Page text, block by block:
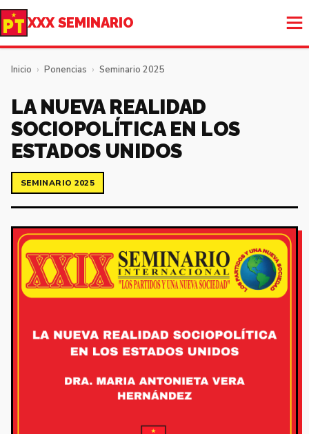
XXX SEMINARIO
Inicio › Ponencias › Seminario 2025
LA NUEVA REALIDAD
SOCIOPOLÍTICA EN LOS
ESTADOS UNIDOS
SEMINARIO 2025